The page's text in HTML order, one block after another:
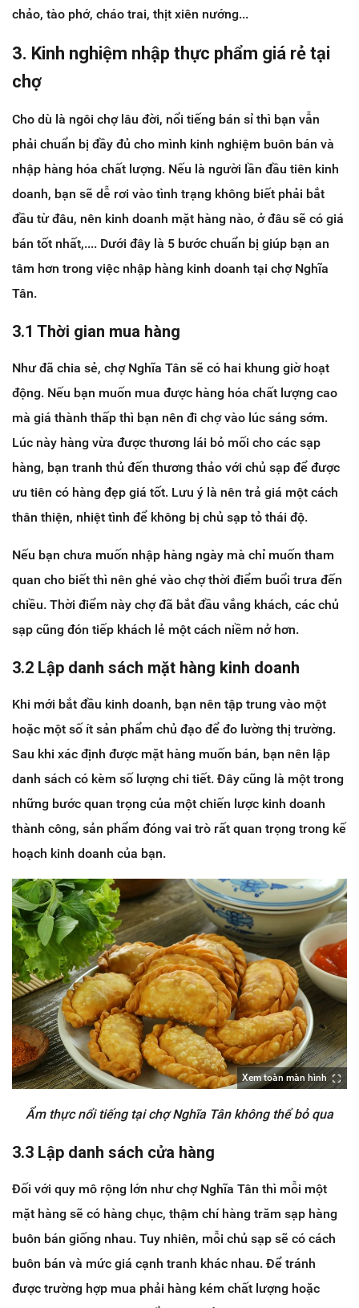
chảo, tào phớ, cháo trai, thịt xiên nướng...
3. Kinh nghiệm nhập thực phẩm giá rẻ tại
chợ
Cho dù là ngôi chợ lâu đời, nổi tiếng bán sỉ thì bạn vẫn
phải chuẩn bị đầy đủ cho mình kinh nghiệm buôn bán và
nhập hàng hóa chất lượng. Nếu là người lần đầu tiên kinh
doanh, bạn sẽ dễ rơi vào tình trạng không biết phải bắt
đầu từ đâu, nên kinh doanh mặt hàng nào, ở đâu sẽ có giá
bán tốt nhất,.... Dưới đây là 5 bước chuẩn bị giúp bạn an
tâm hơn trong việc nhập hàng kinh doanh tại chợ Nghĩa
Tân.
3.1 Thời gian mua hàng
Như đã chia sẻ, chợ Nghĩa Tân sẽ có hai khung giờ hoạt
động. Nếu bạn muốn mua được hàng hóa chất lượng cao
mà giá thành thấp thì bạn nên đi chợ vào lúc sáng sớm.
Lúc này hàng vừa được thương lái bỏ mối cho các sạp
hàng, bạn tranh thủ đến thương thảo với chủ sạp để được
ưu tiên có hàng đẹp giá tốt. Lưu ý là nên trả giá một cách
thân thiện, nhiệt tình để không bị chủ sạp tỏ thái độ.
Nếu bạn chưa muốn nhập hàng ngày mà chỉ muốn tham
quan cho biết thì nên ghé vào chợ thời điểm buổi trưa đến
chiều. Thời điểm này chợ đã bắt đầu vắng khách, các chủ
sạp cũng đón tiếp khách lẻ một cách niềm nở hơn.
3.2 Lập danh sách mặt hàng kinh doanh
Khi mới bắt đầu kinh doanh, bạn nên tập trung vào một
hoặc một số ít sản phẩm chủ đạo để đo lường thị trường.
Sau khi xác định được mặt hàng muốn bán, bạn nên lập
danh sách có kèm số lượng chi tiết. Đây cũng là một trong
những bước quan trọng của một chiến lược kinh doanh
thành công, sản phẩm đóng vai trò rất quan trọng trong kế
hoạch kinh doanh của bạn.
Xem toàn màn hình
Ẩm thực nổi tiếng tại chợ Nghĩa Tân không thể bỏ qua
3.3 Lập danh sách cửa hàng
Đối với quy mô rộng lớn như chợ Nghĩa Tân thì mỗi một
mặt hàng sẽ có hàng chục, thậm chí hàng trăm sạp hàng
buôn bán giống nhau. Tuy nhiên, mỗi chủ sạp sẽ có cách
buôn bán và mức giá cạnh tranh khác nhau. Để tránh
được trường hợp mua phải hàng kém chất lượng hoặc